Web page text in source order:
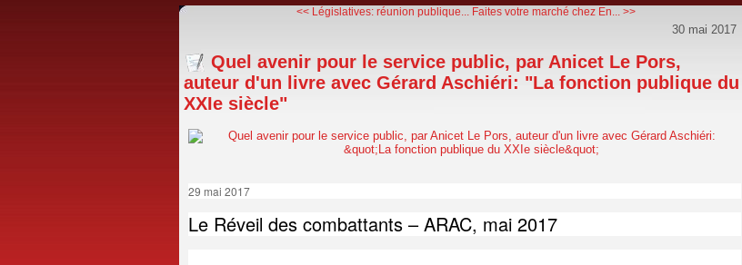
<< Législatives: réunion publique... Faites votre marché chez En... >>
30 mai 2017
Quel avenir pour le service public, par Anicet Le Pors,
auteur d'un livre avec Gérard Aschiéri: "La fonction publique du
XXIe siècle"
29 mai 2017
Le Réveil des combattants – ARAC, mai 2017